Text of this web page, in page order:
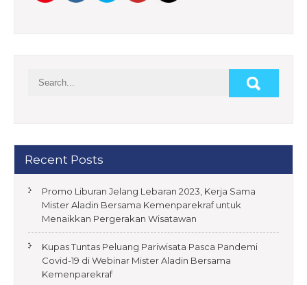
Recent Posts
Promo Liburan Jelang Lebaran 2023, Kerja Sama
Mister Aladin Bersama Kemenparekraf untuk
Menaikkan Pergerakan Wisatawan
Kupas Tuntas Peluang Pariwisata Pasca Pandemi
Covid-19 di Webinar Mister Aladin Bersama
Kemenparekraf